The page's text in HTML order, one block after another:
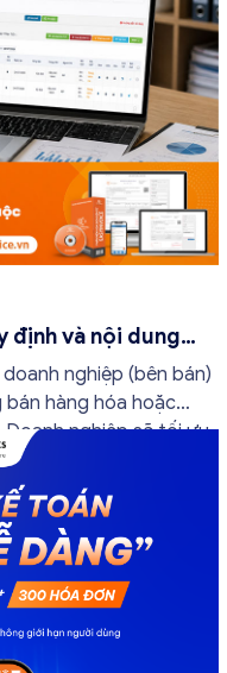
định và nội dung
nghiệp (bên bán)
hàng hóa hoặc
nghiệp sẽ tối ưu
án phạt hành